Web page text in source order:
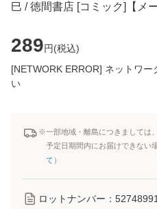
巳 / 徳間書店 [コミック]【メ
289円(税込)
[NETWORK ERROR] ネットワ
い
※一部地域・離島につきましては
予定日期間内にお届けできない
て ）
ロットナンバー：